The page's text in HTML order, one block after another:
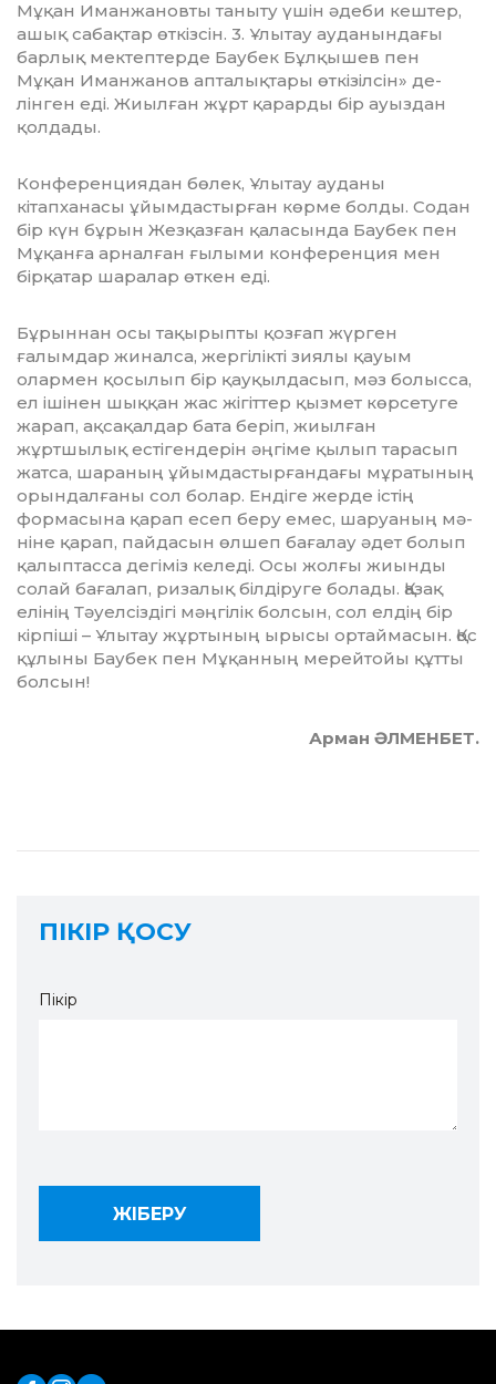
Мұқан Иманжановты таныту үшін әдеби кештер,
ашық сабақтар өт­кіз­сін. 3. Ұлытау ауданындағы
барлық мек­тептерде Баубек Бұлқышев пен
Мұқан Иманжанов апталықтары өткізілсін» де­
лінген еді. Жиыл­ған жұрт қарарды бір ауыздан
қол­да­ды.
Конференциядан бөлек, Ұлытау ауданы
кітапханасы ұйымдастырған көрме болды. Содан
бір күн бұрын Жезқазған қаласында Баубек пен
Мұқанға арналған ғылыми конференция мен
бірқатар шаралар өткен еді.
Бұрыннан осы тақырыпты қозғап жүр­ген
ғалымдар жиналса, жергілікті зиялы қауым
олармен қосылып бір қауқылдасып, мәз болысса,
ел ішінен шыққан жас жігіттер қыз­мет көрсетуге
жарап, ақсақалдар бата беріп, жиылған
жұртшылық естігендерін әңгіме қылып тарасып
жатса, шараның ұйымдастырғандағы мұратының
орын­дал­ғаны сол болар. Ендіге жерде істің
формасына қарап есеп беру емес, шаруаның мә­
ніне қарап, пайдасын өлшеп бағалау әдет болып
қалыптасса дегіміз келеді. Осы жол­ғы жиынды
солай бағалап, ризалық біл­діруге болады. Қазақ
елінің Тәуелсіздігі мәңгілік болсын, сол елдің бір
кірпіші – Ұлытау жұртының ырысы ортаймасын. Қос
құлыны Баубек пен Мұқанның мерейтойы құтты
болсын!
Арман ӘЛМЕНБЕТ.
ПІКІР ҚОСУ
Пікір